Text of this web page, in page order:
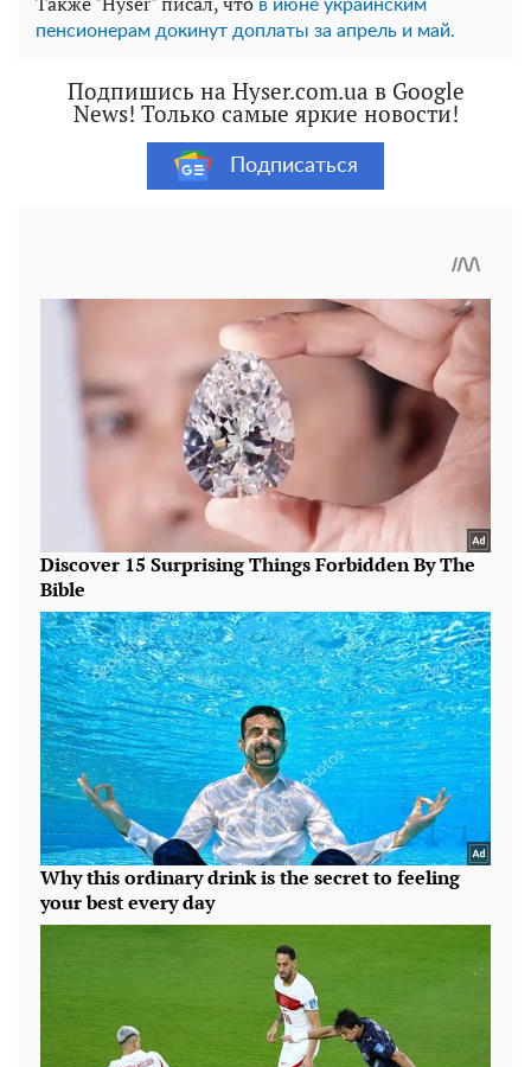
в июне украинским
пенсионерам докинут доплаты за апрель и май.
Подпишись на Hyser.com.ua в Google
News! Только самые яркие новости!
Подписаться